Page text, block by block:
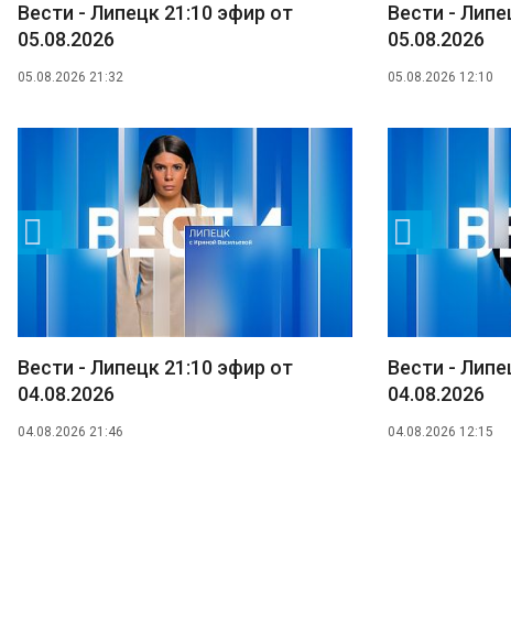
Вести - Липецк 21:10 эфир от
05.08.2026
05.08.2026 21:32
Вести -
05.08.2026
05.08.2026 12:10
Вести - Липецк 21:10 эфир от
04.08.2026
04.08.2026 21:46
Вести -
04.08.2026
04.08.2026 12:15